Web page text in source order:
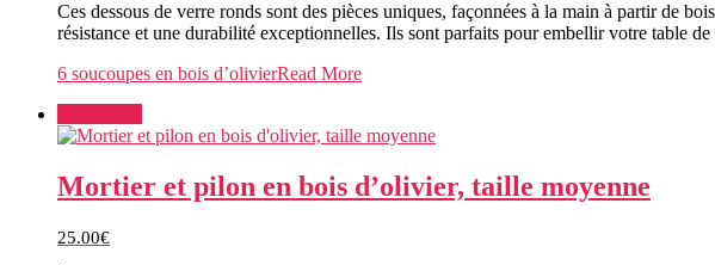
Ces dessous de verre ronds sont des pièces uniques, façonnées à la main à partir de
résistance et une durabilité exceptionnelles. Ils sont parfaits pour embellir votre table
6 soucoupes en bois d’olivierRead More
Mortier et pilon en bois d’olivier, taille moyenne
25.00€